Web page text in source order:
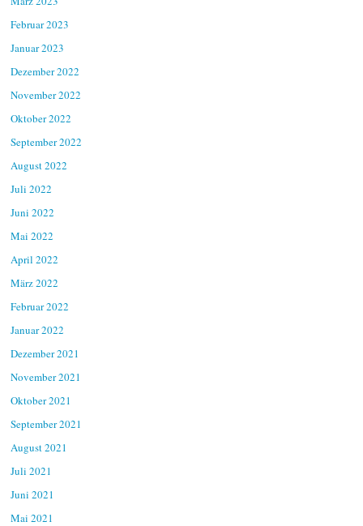
Februar 2023
Januar 2023
Dezember 2022
November 2022
Oktober 2022
September 2022
August 2022
Juli 2022
Juni 2022
Mai 2022
April 2022
März 2022
Februar 2022
Januar 2022
Dezember 2021
November 2021
Oktober 2021
September 2021
August 2021
Juli 2021
Juni 2021
Mai 2021